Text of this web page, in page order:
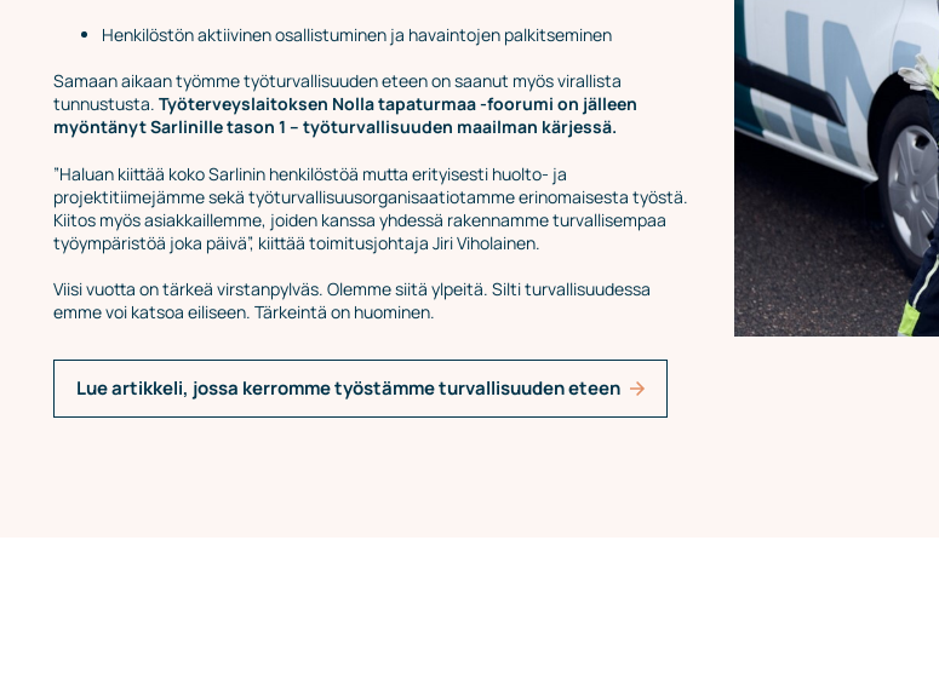
Henkilöstön aktiivinen osallistuminen ja havaintojen palkitseminen
Samaan aikaan työmme työturvallisuuden eteen on saanut myös virallista
tunnustusta. Työterveyslaitoksen Nolla tapaturmaa -foorumi on jälleen
myöntänyt Sarlinille tason 1 – työturvallisuuden maailman kärjessä.
”Haluan kiittää koko Sarlinin henkilöstöä mutta erityisesti huolto- ja
projektitiimejämme sekä työturvallisuusorganisaatiotamme erinomaisesta työstä.
Kiitos myös asiakkaillemme, joiden kanssa yhdessä rakennamme turvallisempaa
työympäristöä joka päivä”, kiittää toimitusjohtaja Jiri Viholainen.
Viisi vuotta on tärkeä virstanpylväs. Olemme siitä ylpeitä. Silti turvallisuudessa
emme voi katsoa eiliseen. Tärkeintä on huominen.
Lue artikkeli, jossa kerromme työstämme turvallisuuden eteen